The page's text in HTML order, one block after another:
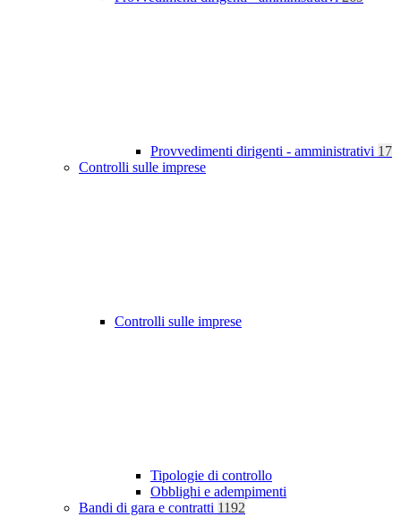
Provvedimenti dirigenti - amministrativi 17
Controlli sulle imprese
Controlli sulle imprese
Tipologie di controllo
Obblighi e adempimenti
Bandi di gara e contratti 1192